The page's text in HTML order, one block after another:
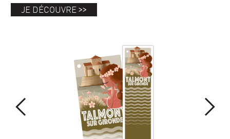
JE DÉCOUVRE >>